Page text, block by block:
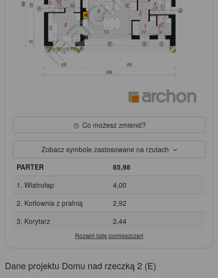
Co możesz zmienić?
Zobacz symbole zastosowane na rzutach
PARTER
85,98
1. Wiatrołap
4,00
2. Kotłownia z pralnią
2,92
3. Korytarz
2,44
Dane projektu Domu nad rzeczką 2 (E)